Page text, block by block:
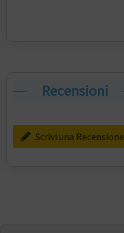
Recensioni
Scrivi una Recensione